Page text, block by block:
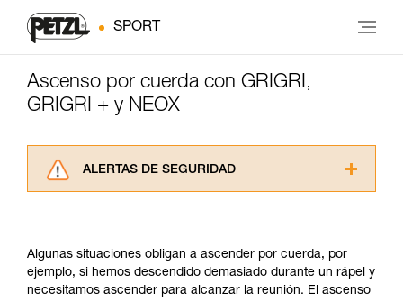
SPORT
Ascenso por cuerda con GRIGRI,
GRIGRI + y NEOX
ALERTAS DE SEGURIDAD
información de la ficha técnica para poder
comprender este complemento informativo.
Dominar estas técnicas requiere una formación
Algunas situaciones obligan a ascender por cuerda, por
ejemplo, si hemos descendido demasiado durante un rápel y
necesitamos ascender para alcanzar la reunión. El ascenso